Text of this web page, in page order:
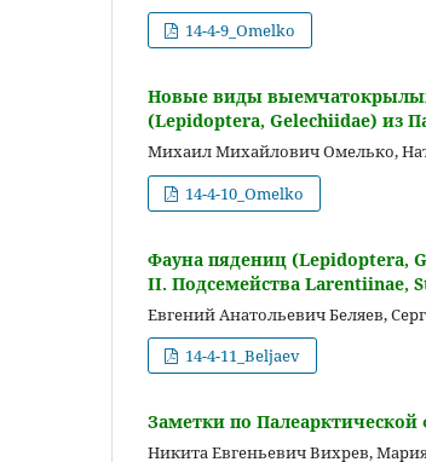
14-4-9_Omelko
Новые виды
(Lepidoptera, Gelechiidae) из
Михаил Михайлович Омелько,
14-4-10_Omelko
Фауна пядениц (Lepidoptera,
II. Подсемейства Larentiinae,
Евгений Анатольевич Беляев,
14-4-11_Beljaev
Заметки по Палеарктической
Никита Евгеньевич Вихрев,